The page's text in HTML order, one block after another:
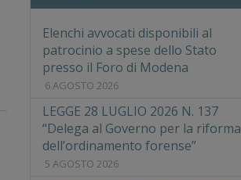
Elenchi avvocati disponibili al
patrocinio a spese dello Stato
presso il Foro di Modena
6 AGOSTO 2026
LEGGE 28 LUGLIO 2026 N. 137
“Delega al Governo per la riforma
dell’ordinamento forense”
5 AGOSTO 2026